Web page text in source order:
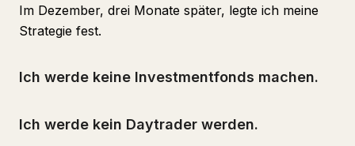
Im Dezember, drei Monate später, legte ich meine
Strategie fest.
Ich werde keine Investmentfonds machen.
Ich werde kein Daytrader werden.